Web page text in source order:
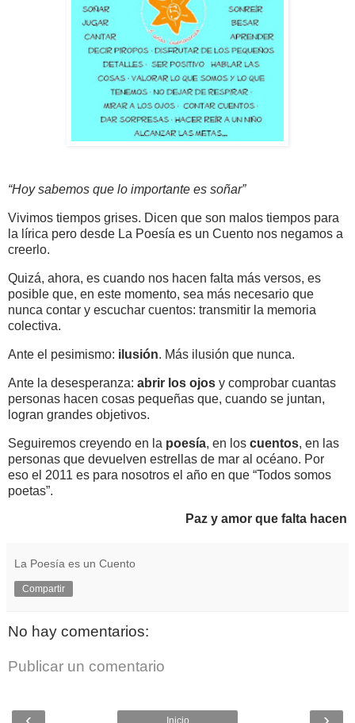
“Hoy sabemos que lo importante es soñar”
Vivimos tiempos grises. Dicen que son malos tiempos para
la lírica pero desde La Poesía es un Cuento nos negamos a
creerlo.
Quizá, ahora, es cuando nos hacen falta más versos, es
posible que, en este momento, sea más necesario que
nunca contar y escuchar cuentos: transmitir la memoria
colectiva.
Ante el pesimismo: ilusión. Más ilusión que nunca.
Ante la desesperanza: abrir los ojos y comprobar cuantas
personas hacen cosas pequeñas que, cuando se juntan,
logran grandes objetivos.
Seguiremos creyendo en la poesía, en los cuentos, en las
personas que devuelven estrellas de mar al océano. Por
eso el 2011 es para nosotros el año en que “Todos somos
poetas”.
Paz y amor que falta hacen
La Poesía es un Cuento
Compartir
No hay comentarios:
Publicar un comentario